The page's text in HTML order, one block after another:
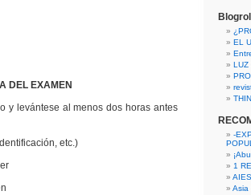
DEL EXAMEN
levántese al menos dos horas antes
etc.)
Blogroll
EL
LUZ
-
1
Asia